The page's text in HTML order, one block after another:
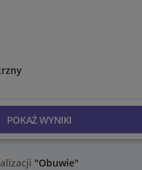
POKAŻ WYNIKI
"Obuwie"